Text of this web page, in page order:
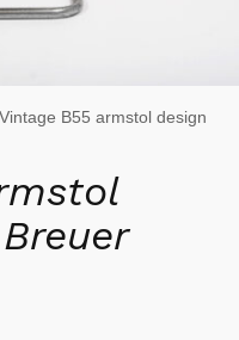
B55 armstol design